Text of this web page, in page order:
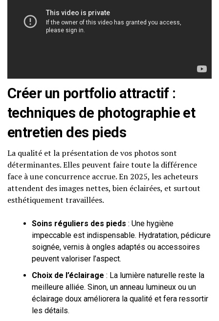
Créer un portfolio attractif :
techniques de photographie et
entretien des pieds
La qualité et la présentation de vos photos sont
déterminantes. Elles peuvent faire toute la différence
face à une concurrence accrue. En 2025, les acheteurs
attendent des images nettes, bien éclairées, et surtout
esthétiquement travaillées.
Soins réguliers des pieds : Une hygiène
impeccable est indispensable. Hydratation, pédicure
soignée, vernis à ongles adaptés ou accessoires
peuvent valoriser l’aspect.
Choix de l’éclairage : La lumière naturelle reste la
meilleure alliée. Sinon, un anneau lumineux ou un
éclairage doux améliorera la qualité et fera ressortir
les détails.